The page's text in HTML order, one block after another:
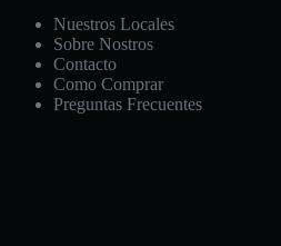
Nuestros Locales
Sobre Nostros
Contacto
Como Comprar
Preguntas Frecuentes